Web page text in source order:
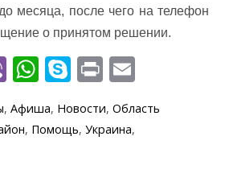
месяца, после чего на телефон
о принятом решении.
Vi
b
er
W
at
S
y
p
Pr
in
t ai
, Афиша, Новости, Область
, Помощь, Украина,